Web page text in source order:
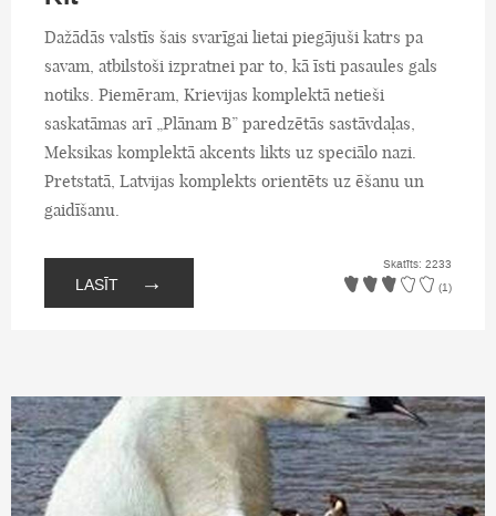
Dažādās valstīs šais svarīgai lietai piegājuši katrs pa
savam, atbilstoši izpratnei par to, kā īsti pasaules gals
notiks. Piemēram, Krievijas komplektā netieši
saskatāmas arī „Plānam B” paredzētās sastāvdaļas,
Meksikas komplektā akcents likts uz speciālo nazi.
Pretstatā, Latvijas komplekts orientēts uz ēšanu un
gaidīšanu.
LASĪT →
Skatīts: 2233
(1)